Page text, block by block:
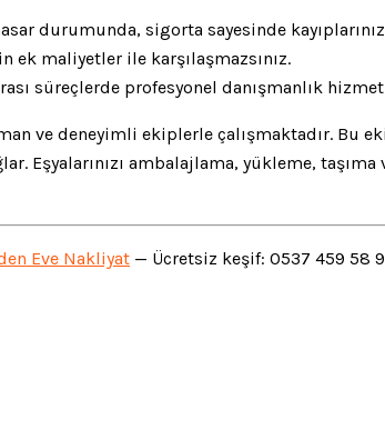
durumunda, sigorta sayesinde
ek maliyetler ile karşılaşmazsınız.
süreçlerde profesyonel danışmanlık hizmeti
ve deneyimli ekiplerle çalışmaktadır. Bu
Eşyalarınızı ambalajlama, yükleme,
Eve Nakliyat — Ücretsiz keşif: 0537 459 58